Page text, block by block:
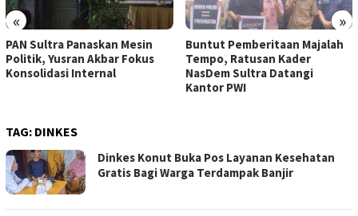
« »
PAN Sultra Panaskan Mesin
Politik, Yusran Akbar Fokus
Konsolidasi Internal
Buntut Pemberitaan Majalah
Tempo, Ratusan Kader
NasDem Sultra Datangi
Kantor PWI
TAG: DINKES
Dinkes Konut Buka Pos Layanan Kesehatan
Gratis Bagi Warga Terdampak Banjir